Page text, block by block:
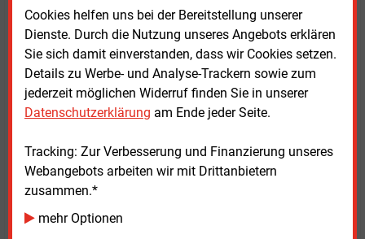
Cookies helfen uns bei der Bereitstellung unserer
Dienste. Durch die Nutzung unseres Angebots erklären
Sie sich damit einverstanden, dass wir Cookies setzen.
Details zu Werbe- und Analyse-Trackern sowie zum
jederzeit möglichen Widerruf finden Sie in unserer
Datenschutzerklärung am Ende jeder Seite.
Tracking: Zur Verbesserung und Finanzierung unseres
Webangebots arbeiten wir mit Drittanbietern
zusammen.*
mehr Optionen
Europa“, mit diesen Worten lässt sich Egbert Laege,
CEO von Sefe, zitieren: „Unseren Kunden können wir
mit kohlenstoffarmem LNG einen emissionsarmen
Energieträger anbieten und sie so bei ihrer
Dekarbonisierung unterstützen. Darüber hinaus ist
die Vereinbarung ein wichtiger Schritt hin zu unserem
europäischer Vorreiter in einer kohlenstoffarmen
Wirtschaft zu werden.“
Donnerstag, 7.11.2024, 15:54 Uhr